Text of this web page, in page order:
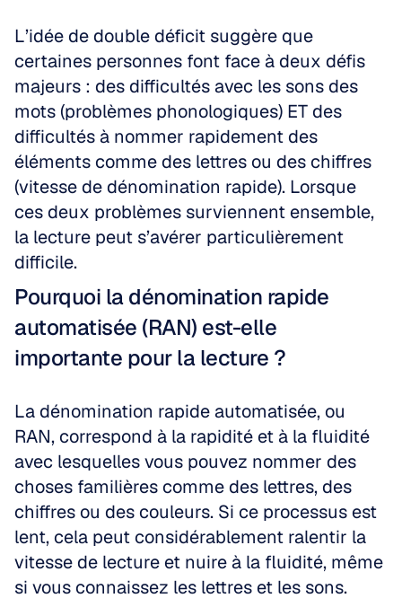
L’idée de double déficit suggère que
certaines personnes font face à deux défis
majeurs : des difficultés avec les sons des
mots (problèmes phonologiques) ET des
difficultés à nommer rapidement des
éléments comme des lettres ou des chiffres
(vitesse de dénomination rapide). Lorsque
ces deux problèmes surviennent ensemble,
la lecture peut s’avérer particulièrement
difficile.
Pourquoi la dénomination rapide
automatisée (RAN) est-elle
importante pour la lecture ?
La dénomination rapide automatisée, ou
RAN, correspond à la rapidité et à la fluidité
avec lesquelles vous pouvez nommer des
choses familières comme des lettres, des
chiffres ou des couleurs. Si ce processus est
lent, cela peut considérablement ralentir la
vitesse de lecture et nuire à la fluidité, même
si vous connaissez les lettres et les sons.